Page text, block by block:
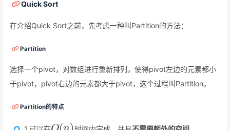
Quick Sort
在介绍Quick Sort之前，先考虑一种叫Partition的方法：
Partition
选择一个pivot，对数组进行重新排列，使得pivot左边的元素都小
于pivot，pivot右边的元素都大于pivot，这个过程叫Partition。
Partition的特点
O( )